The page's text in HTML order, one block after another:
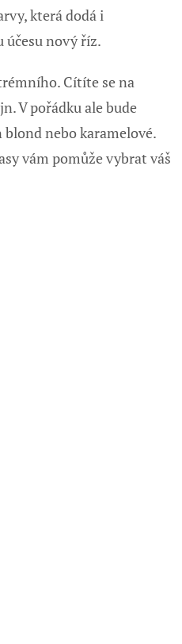
která dodá i
účesu nový říz.
Cítíte se na
V pořádku ale bude
nebo karamelové.
vám pomůže vybrat váš